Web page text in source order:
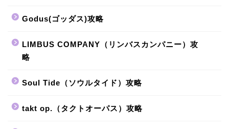
Godus(ゴッダス)攻略
LIMBUS COMPANY（リンバスカンパニー）攻
略
Soul Tide（ソウルタイド）攻略
takt op.（タクトオーパス）攻略